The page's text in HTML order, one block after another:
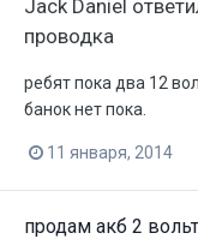
Jack Daniel
проводка
ребят пока два 12
банок нет пока.
11 января, 2014
продам акб 2